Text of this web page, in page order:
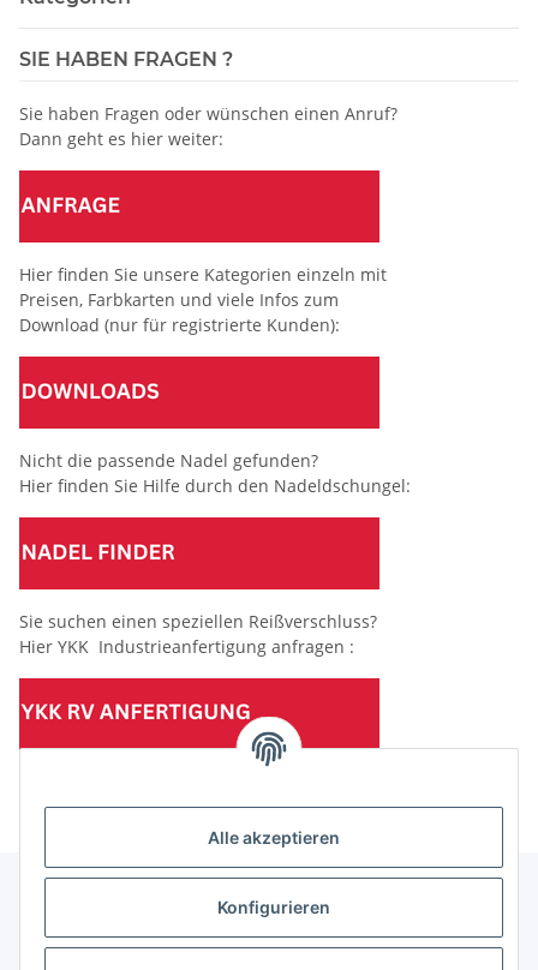
Alle akzeptieren
Konfigurieren
SIE HABEN FRAGEN ?
Sie haben Fragen oder wünschen einen Anruf?
Dann geht es hier weiter:
Hier finden Sie unsere Kategorien einzeln mit
Preisen, Farbkarten und viele Infos zum
Download (nur für registrierte Kunden):
Nicht die passende Nadel gefunden?
Hier finden Sie Hilfe durch den Nadeldschungel:
Sie suchen einen speziellen Reißverschluss?
Hier YKK Industrieanfertigung anfragen :
(Mindesttabnahmemenge 10 Stück je Länge und Farbe)
Informationen